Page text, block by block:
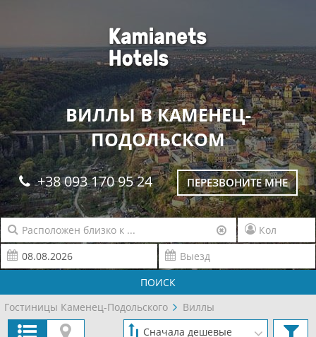
ВИЛЛЫ В КАМЕНЕЦ-
ПОДОЛЬСКОМ
+38 093 170 95 24 ПЕРЕЗВОНИТЕ МНЕ
ПОИСК
Гостиницы Каменец-Подольского
Виллы